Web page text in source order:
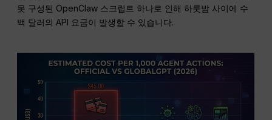
못 구성된 OpenClaw 스크립트 하나로 인해 하룻밤 사이에 수
백 달러의 API 요금이 발생할 수 있습니다.